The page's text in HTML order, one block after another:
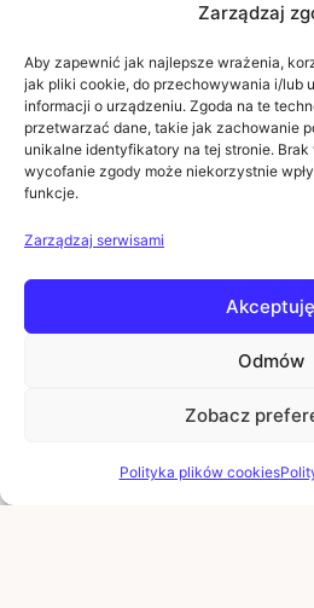
Zarządzaj
Aby zapewnić jak najlepsze wrażenia,
jak pliki cookie, do przechowywania i/lub
informacji o urządzeniu. Zgoda na te
przetwarzać dane, takie jak zachowanie
unikalne identyfikatory na tej stronie.
wycofanie zgody może niekorzystnie
funkcje.
Zarządzaj serwisami
Akceptuję
Odmów
Zobacz
Polityka plików cookies
PŁATNOŚCI I DOSTAWA
Formy płatności
Czas realizacji i koszty dostawy
INFORMACJE
Regulaminy